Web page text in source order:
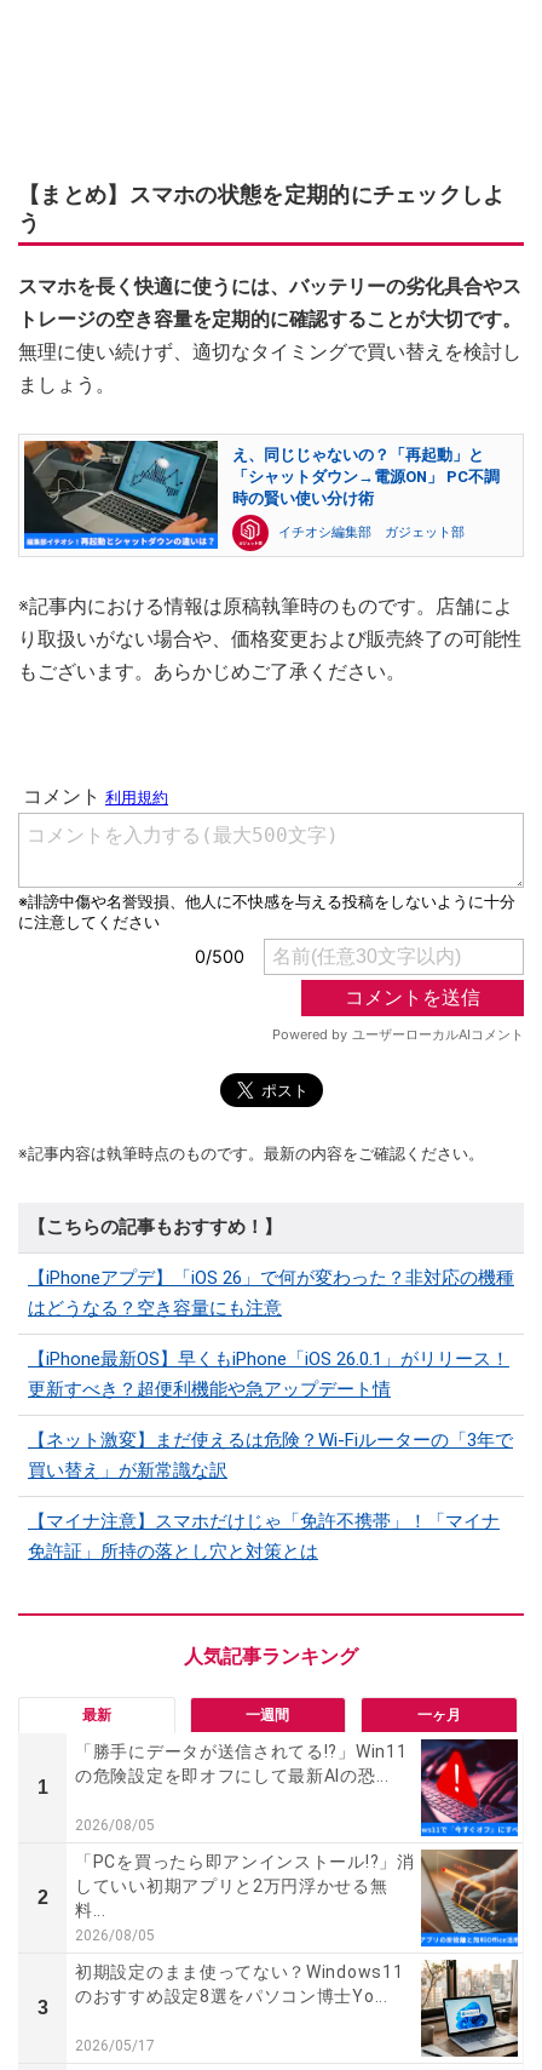
【まとめ】スマホの状態を定期的にチェックしよ
う
スマホを長く快適に使うには、バッテリーの劣化具合やス
トレージの空き容量を定期的に確認することが大切です。
無理に使い続けず、適切なタイミングで買い替えを検討し
ましょう。
え、同じじゃないの？「再起動」と
「シャットダウン→電源ON」 PC不調
時の賢い使い分け術
イチオシ編集部 ガジェット部
※記事内における情報は原稿執筆時のものです。店舗によ
り取扱いがない場合や、価格変更および販売終了の可能性
もございます。あらかじめご了承ください。
※記事内容は執筆時点のものです。最新の内容をご確認ください。
【こちらの記事もおすすめ！】
【iPhoneアプデ】「iOS 26」で何が変わった？非対応の機種
はどうなる？空き容量にも注意
【iPhone最新OS】早くもiPhone「iOS 26.0.1」がリリース！
更新すべき？超便利機能や急アップデート情
【ネット激変】まだ使えるは危険？Wi-Fiルーターの「3年で
買い替え」が新常識な訳
【マイナ注意】スマホだけじゃ「免許不携帯」！「マイナ
免許証」所持の落とし穴と対策とは
最新 一週間 一ヶ月
1
「勝手にデータが送信されてる!?」Win11
の危険設定を即オフにして最新AIの恐...
2026/08/05
2
「PCを買ったら即アンインストール!?」消
していい初期アプリと2万円浮かせる無
料...
2026/08/05
3
初期設定のまま使ってない？Windows11
のおすすめ設定8選をパソコン博士Yo...
2026/05/17